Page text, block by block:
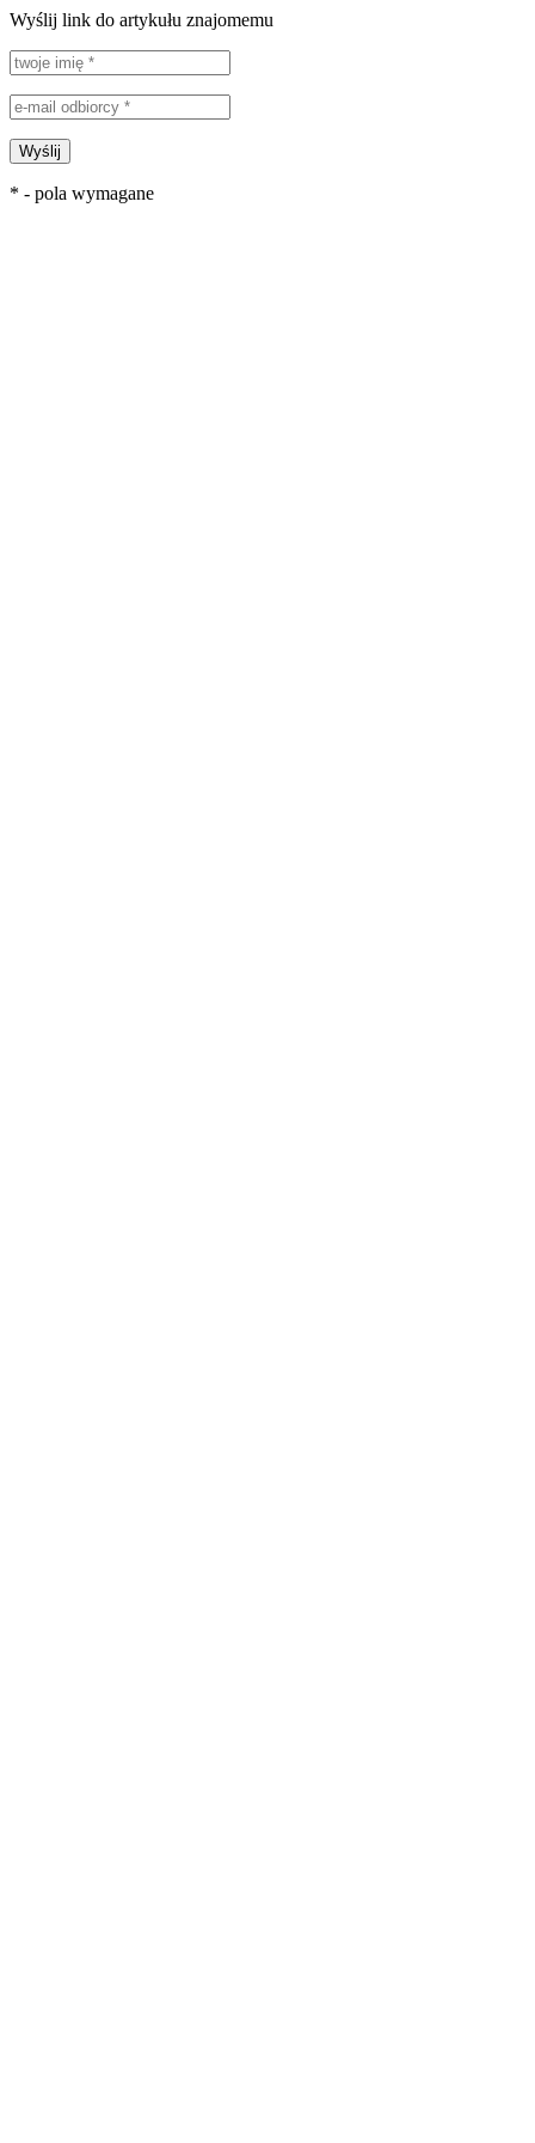
Wyślij link do artykułu znajomemu
Wyślij
* - pola wymagane